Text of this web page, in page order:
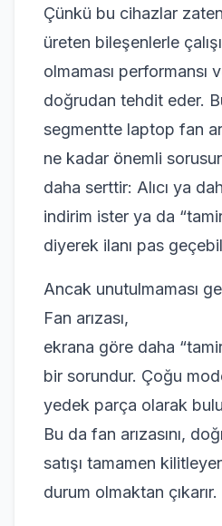
Çünkü bu cihazlar zaten
üreten bileşenlerle
olmaması performansı
doğrudan tehdit eder.
segmentte laptop fan
ne kadar önemli
daha serttir: Alıcı ya
indirim ister ya da “tamir
diyerek ilanı pas
Ancak unutulmaması
Fan arızası,
ekrana göre daha
bir sorundur. Çoğu
yedek parça olarak
Bu da fan arızasını,
satışı tamamen
durum olmaktan çıkarır.